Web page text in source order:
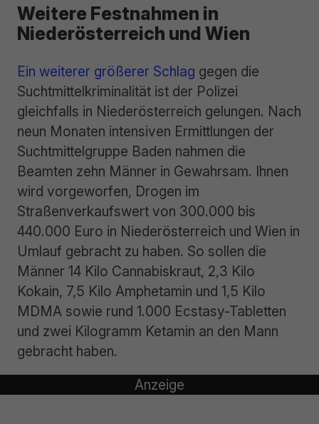
Weitere Festnahmen in
Niederösterreich und Wien
Ein weiterer größerer Schlag gegen die
Suchtmittelkriminalität ist der Polizei
gleichfalls in Niederösterreich gelungen. Nach
neun Monaten intensiven Ermittlungen der
Suchtmittelgruppe Baden nahmen die
Beamten zehn Männer in Gewahrsam. Ihnen
wird vorgeworfen, Drogen im
Straßenverkaufswert von 300.000 bis
440.000 Euro in Niederösterreich und Wien in
Umlauf gebracht zu haben. So sollen die
Männer 14 Kilo Cannabiskraut, 2,3 Kilo
Kokain, 7,5 Kilo Amphetamin und 1,5 Kilo
MDMA sowie rund 1.000 Ecstasy-Tabletten
und zwei Kilogramm Ketamin an den Mann
gebracht haben.